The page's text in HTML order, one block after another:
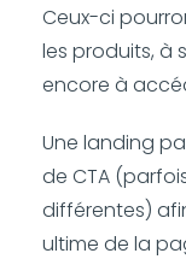
Ceux-ci
les produits, à
encore à
Une landing
de CTA
différentes)
ultime de la